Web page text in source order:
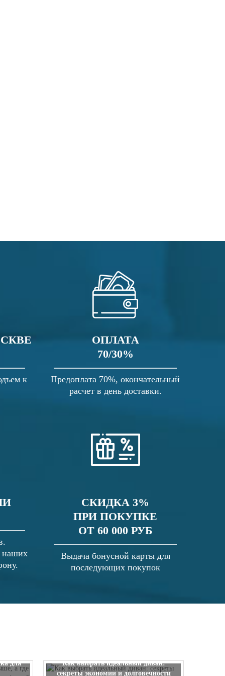
к
ОПЛАТА
70/30%
Предоплата 70%, окончательный
расчет в день доставки.
наших
СКИДКА 3%
ПРИ ПОКУПКЕ
ОТ 60 000 РУБ
Выдача бонусной карты для
последующих покупок
для
Как выбрать идеальный диван:
секреты экономии и долговечности